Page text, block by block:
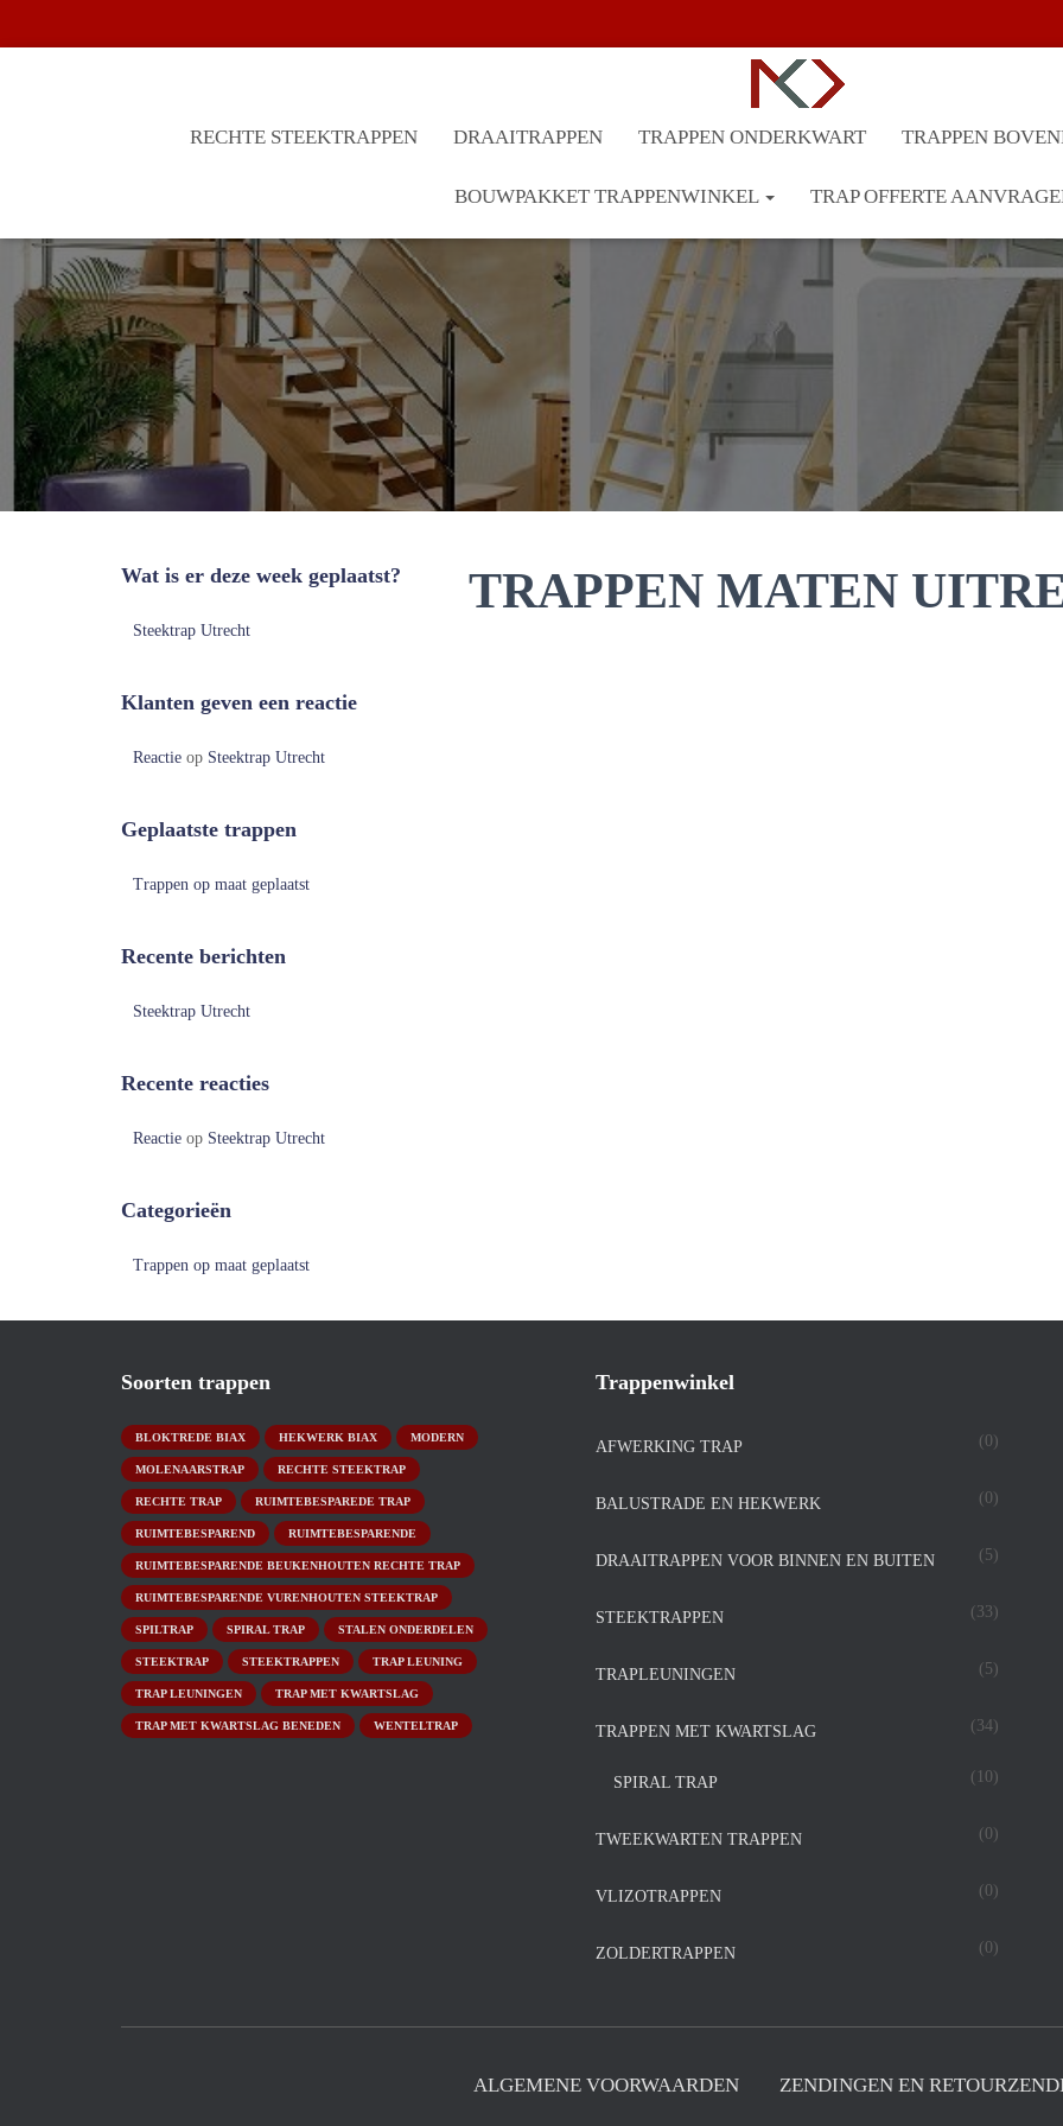
RECHTE STEEKTRAPPEN DRAAITRAPPEN TRAPPEN ONDERKWART TRAPPEN
BOUWPAKKET TRAPPENWINKEL TRAP OFFERTE
Wat is er deze week geplaatst?
Steektrap Utrecht
Klanten geven een reactie
Reactie op Steektrap Utrecht
Geplaatste trappen
Trappen op maat geplaatst
Recente berichten
Steektrap Utrecht
Recente reacties
Reactie op Steektrap Utrecht
Categorieën
Trappen op maat geplaatst
TRAPPEN MATEN
Soorten trappen
BLOKTREDE BIAX HEKWERK BIAX MODERN
MOLENAARSTRAP RECHTE STEEKTRAP
RECHTE TRAP RUIMTEBESPAREDE TRAP
RUIMTEBESPAREND RUIMTEBESPARENDE
RUIMTEBESPARENDE BEUKENHOUTEN RECHTE TRAP
RUIMTEBESPARENDE VURENHOUTEN STEEKTRAP
SPILTRAP SPIRAL TRAP STALEN ONDERDELEN
STEEKTRAP STEEKTRAPPEN TRAP LEUNING
TRAP LEUNINGEN TRAP MET KWARTSLAG
TRAP MET KWARTSLAG BENEDEN WENTELTRAP
Trappenwinkel
AFWERKING TRAP (0)
BALUSTRADE EN HEKWERK (0)
DRAAITRAPPEN VOOR BINNEN EN BUITEN (5)
STEEKTRAPPEN (33)
TRAPLEUNINGEN (5)
TRAPPEN MET KWARTSLAG (34)
SPIRAL TRAP (10)
TWEEKWARTEN TRAPPEN (0)
VLIZOTRAPPEN (0)
ZOLDERTRAPPEN (0)
ALGEMENE VOORWAARDEN ZENDINGEN EN